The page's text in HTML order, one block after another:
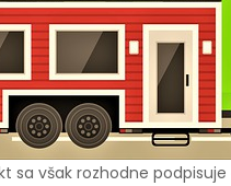
sa však rozhodne